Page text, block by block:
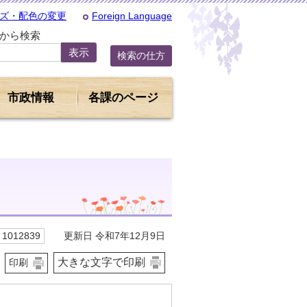
・配色の変更 Foreign Language
ら検索
検索の仕方
市政情報 各課のページ
更新日 令和7年12月9日
印刷 大きな文字で印刷